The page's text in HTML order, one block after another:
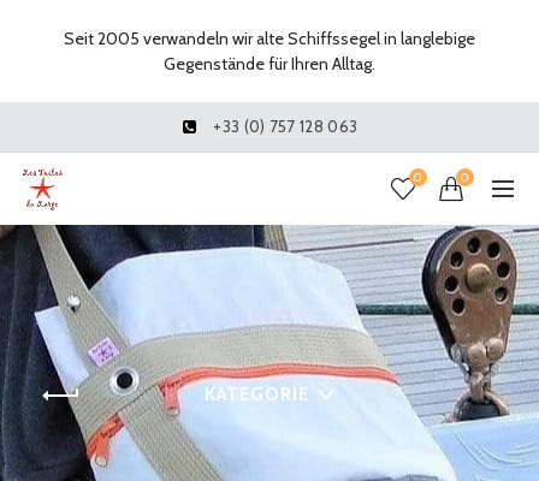
+33 (0) 757 128 063
0 0
KATEGORIE
Seit 2005 verwandeln wir alte Schiffssegel in langlebige
Gegenstände für Ihren Alltag.